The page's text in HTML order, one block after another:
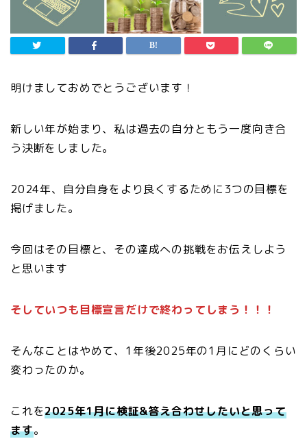
明けましておめでとうございます！
新しい年が始まり、私は過去の自分ともう一度向き合
う決断をしました。
2024年、自分自身をより良くするために3つの目標を
掲げました。
今回はその目標と、その達成への挑戦をお伝えしよう
と思います
そしていつも目標宣言だけで終わってしまう！！！
そんなことはやめて、1年後2025年の1月にどのくらい
変わったのか。
これを2025年1月に検証&答え合わせしたいと思って
ます。